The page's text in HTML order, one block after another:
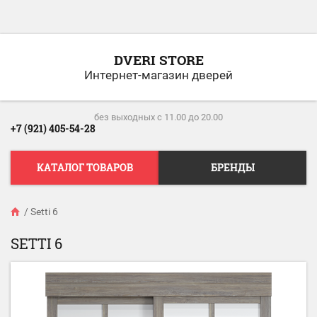
DVERI STORE
Интернет-магазин дверей
без выходных c 11.00 до 20.00
+7 (921) 405-54-28
КАТАЛОГ ТОВАРОВ БРЕНДЫ
/ Setti 6
SETTI 6